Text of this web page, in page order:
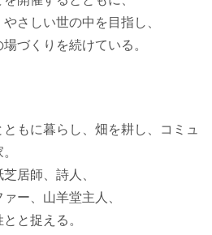
さしい世の中を目指し、
づくりを続けている。
もに暮らし、畑を耕し、コミュ
居師、詩人、
ー、山羊堂主人、
と捉える。